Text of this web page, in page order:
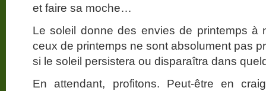
et faire sa moche…
Le soleil donne des envies de printemps à
ceux de printemps ne sont absolument pas
si le soleil persistera ou disparaîtra dans
En attendant, profitons. Peut-être en